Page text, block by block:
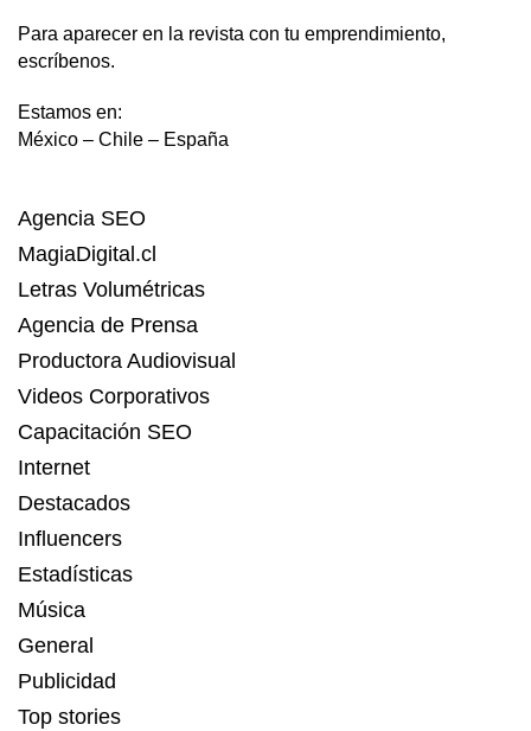
Para aparecer en la revista con tu emprendimiento,
escríbenos.
Estamos en:
México – Chile – España
Agencia SEO
MagiaDigital.cl
Letras Volumétricas
Agencia de Prensa
Productora Audiovisual
Videos Corporativos
Capacitación SEO
Internet
Destacados
Influencers
Estadísticas
Música
General
Publicidad
Top stories